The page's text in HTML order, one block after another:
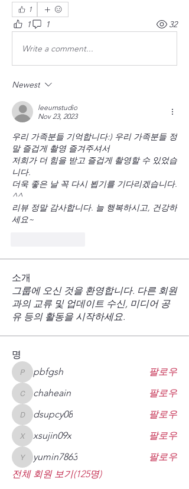
1
1 1 32
Write a comment...
Newest
leeumstudio
Nov 23, 2023
우리 가족분들 기억합니다:) 우리 가족분들 정
말 즐겁게 촬영 즐겨주셔서
저희가 더 힘을 받고 즐겁게 촬영할 수 있었습
니다.
더욱 좋은 날 꼭 다시 뵙기를 기다리겠습니다.
^^
리뷰 정말 감사합니다. 늘 행복하시고, 건강하
세요~
소개
그룹에 오신 것을 환영합니다. 다른 회원
과의 교류 및 업데이트 수신, 미디어 공
유 등의 활동을 시작하세요.
명
pbfgshpbfgsh 팔로우
chaheain
chaheain 팔로우
dsupcy08
dsupcy08 팔로우
xsujin09x
xsujin09x 팔로우
yumin7863
yumin7863
팔로우
전체 회원 보기(125명)